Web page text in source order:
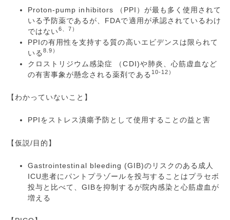
Proton-pump inhibitors （PPI）が最も多く使用されて
いる予防薬であるが、FDAで適用が承認されているわけ
ではない6、7）
PPIの有用性を支持する質の高いエビデンスは限られて
いる8.9）
クロストリジウム感染症 （CDI)や肺炎、心筋虚血など
の有害事象が懸念される薬剤である 10-12）
【わかっていないこと】
PPIをストレス潰瘍予防として使用することの益と害
【仮説/目的】
Gastrointestinal bleeding (GIB)のリスクのある成人
ICU患者にパントプラゾールを投与することはプラセボ
投与と比べて、GIBを抑制するが院内感染と心筋虚血が
増える